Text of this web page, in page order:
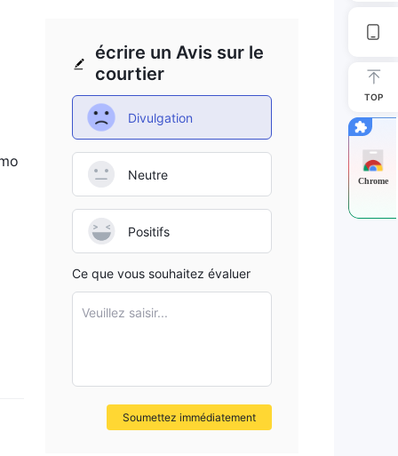
écrire un Avis sur le
courtier
Divulgation
Neutre
Positifs
Ce que vous souhaitez évaluer
Veuillez saisir...
Soumettez immédiatement
TOP
Chrome